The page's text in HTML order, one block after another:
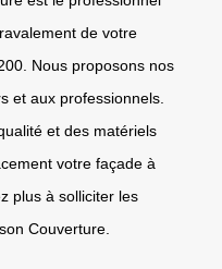
de votre
Nous proposons nos
et aux professionnels.
et des matériels
votre façade à
plus à solliciter les
Couverture.